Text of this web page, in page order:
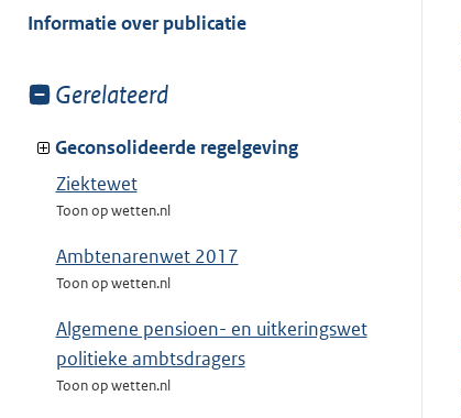
van:
Informatie over publicatie
Toon
van:
Gerelateerd
Geconsolideerde regelgeving
Ziektewet
Toon op wetten.nl
Ambtenarenwet 2017
Toon op wetten.nl
Algemene pensioen- en uitkeringswet
politieke ambtsdragers
Toon op wetten.nl